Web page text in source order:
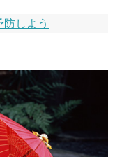
防しよう